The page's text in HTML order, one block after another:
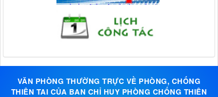
VĂN PHÒNG THƯỜNG TRỰC VỀ PHÒNG, CHỐNG
THIÊN TAI CỦA BAN CHỈ HUY PHÒNG CHỐNG THIÊN